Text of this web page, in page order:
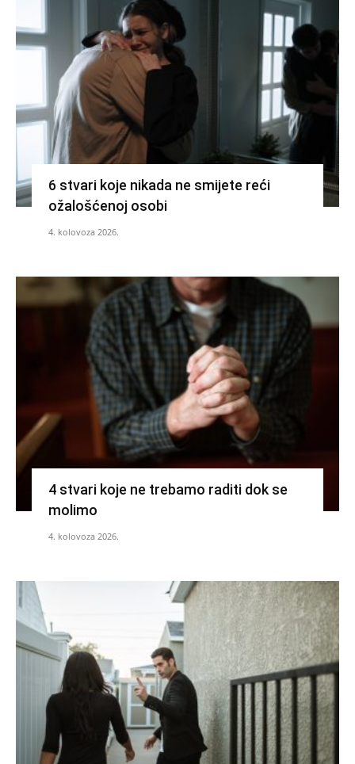
6 stvari koje nikada ne smijete reći
ožalošćenoj osobi
4. kolovoza 2026.
4 stvari koje ne trebamo raditi dok se
molimo
4. kolovoza 2026.